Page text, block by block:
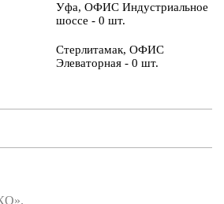
Уфа, ОФИС Индустриальное
шоссе - 0 шт.
Стерлитамак, ОФИС
Элеваторная - 0 шт.